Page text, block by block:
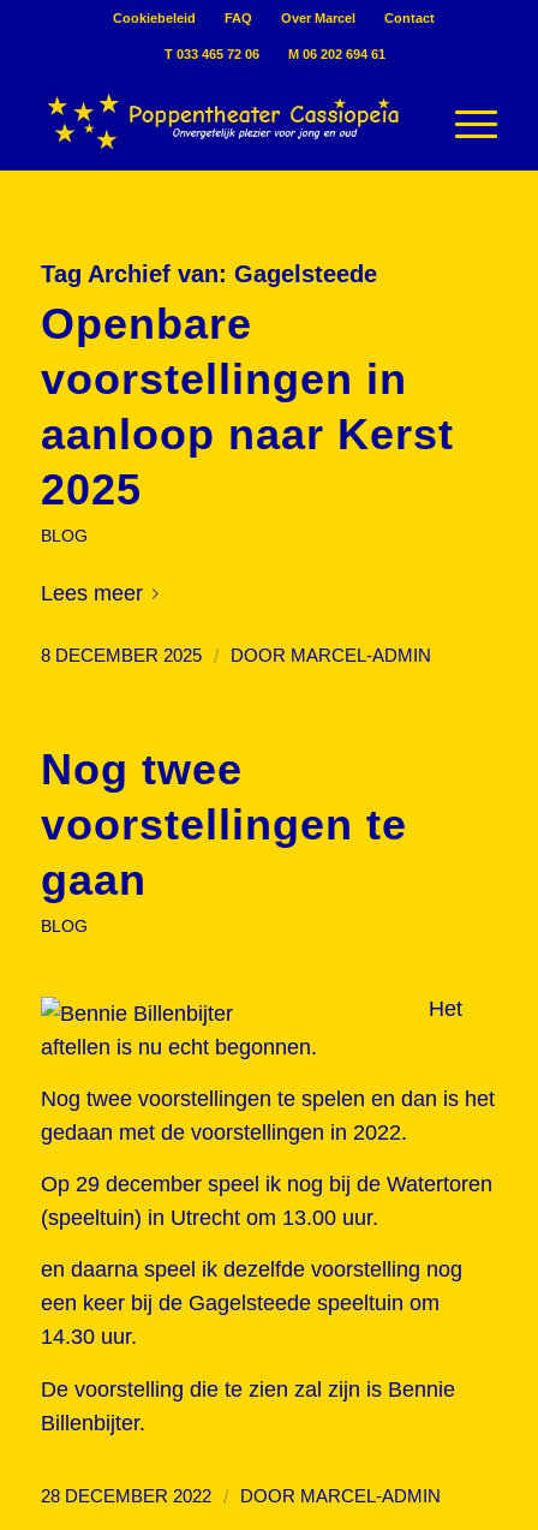
Cookiebeleid FAQ Over Marcel Contact
T 033 465 72 06 M 06 202 694 61
Tag Archief van: Gagelsteede
Openbare
voorstellingen in
aanloop naar Kerst
2025
BLOG
Lees meer
8 DECEMBER 2025 / DOOR MARCEL-ADMIN
Nog twee
voorstellingen te
gaan
BLOG
Het
aftellen is nu echt begonnen.
Nog twee voorstellingen te spelen en dan is het
gedaan met de voorstellingen in 2022.
Op 29 december speel ik nog bij de Watertoren
(speeltuin) in Utrecht om 13.00 uur.
en daarna speel ik dezelfde voorstelling nog
een keer bij de Gagelsteede speeltuin om
14.30 uur.
De voorstelling die te zien zal zijn is Bennie
Billenbijter.
28 DECEMBER 2022 / DOOR MARCEL-ADMIN